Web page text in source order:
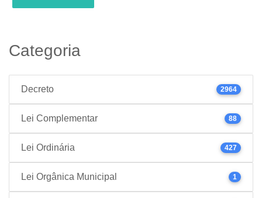
Categoria
Decreto 2964
Lei Complementar 88
Lei Ordinária 427
Lei Orgânica Municipal 1